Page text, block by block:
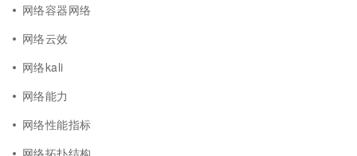
网络容器网络
网络云效
网络kali
网络能力
网络性能指标
网络拓扑结构